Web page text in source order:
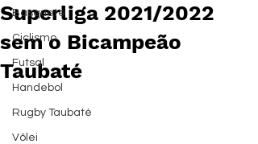
Basquete
Ciclismo
Futsal
Handebol
Rugby Taubaté
Vôlei
Superliga 2021/2022
sem o Bicampeão
Taubaté